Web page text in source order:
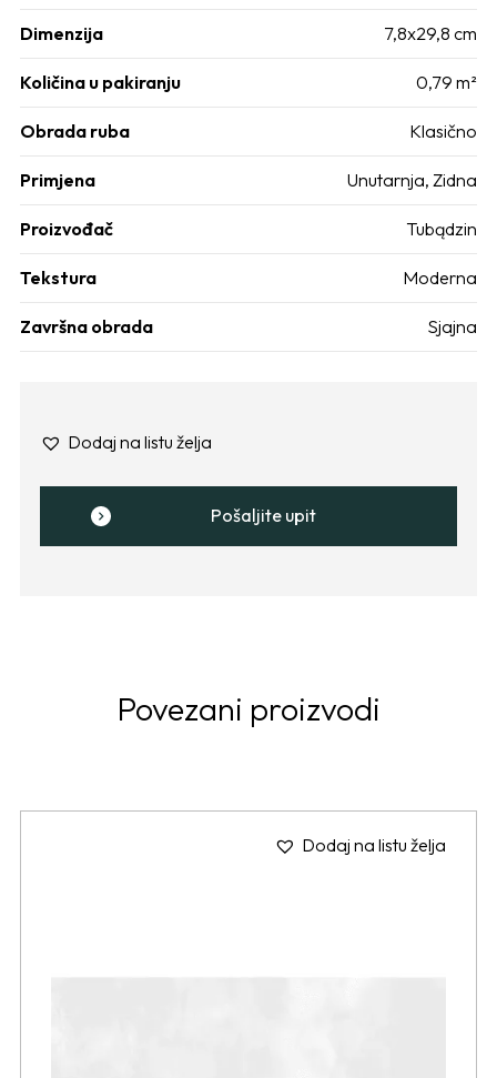
Dimenzija 7,8x29,8 cm
Količina u pakiranju 0,79 m²
Obrada ruba Klasično
Primjena Unutarnja, Zidna
Proizvođač Tubądzin
Tekstura Moderna
Završna obrada Sjajna
Dodaj na listu želja
Pošaljite upit
Povezani proizvodi
Dodaj na listu želja